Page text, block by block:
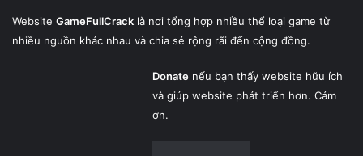
Website GameFullCrack là nơi tổng hợp nhiều thể loại game từ
nhiều nguồn khác nhau và chia sẻ rộng rãi đến cộng đồng.
Donatenếu bạn thấy website hữu ích
và giúp website phát triển hơn. Cảm
ơn.